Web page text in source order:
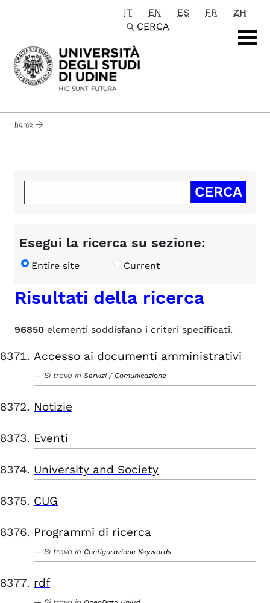
Passa al contenuto principale
IT EN ES FR
ZH
CERCA
home
Esegui la ricerca su sezione:
Entire site Current
Risultati della ricerca
96850 elementi soddisfano i criteri specificati.
Accesso ai documenti amministrativi
Si trova in Servizi / Comunicazione
Notizie
Eventi
University and Society
CUG
Programmi di ricerca
Si trova in Configurazione Keywords
rdf